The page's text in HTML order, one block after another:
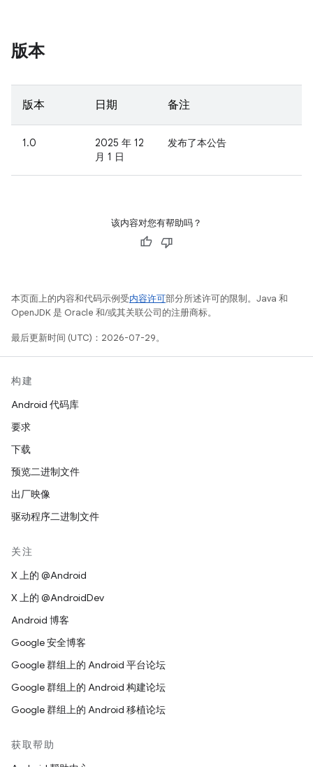
版本
版本 日期 备注
1.0
2025 年 12
月 1 日
发布了本公告
该内容对您有帮助吗？
本页面上的内容和代码示例受内容许可部分所述许可的限制。Java 和
OpenJDK 是 Oracle 和/或其关联公司的注册商标。
最后更新时间 (UTC)：2026-07-29。
构建
Android 代码库
要求
下载
预览二进制文件
出厂映像
驱动程序二进制文件
关注
X 上的 @Android
X 上的 @AndroidDev
Android 博客
Google 安全博客
Google 群组上的 Android 平台论坛
Google 群组上的 Android 构建论坛
Google 群组上的 Android 移植论坛
获取帮助